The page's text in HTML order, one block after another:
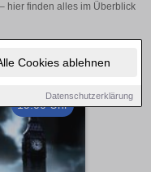
Cookies ablehnen
Datenschutzerklärung
hier finden alles im Überblick
19:00 Uhr